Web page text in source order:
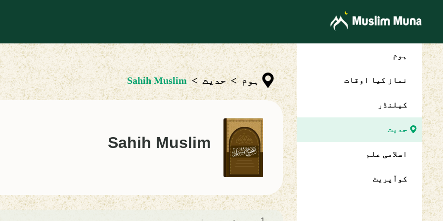
ہوم
نماز کیا اوقات
کیلنڈر
حدیث
اسلامی علم
کوآپریٹ
ہوم > حدیث >
Sahih Muslim
Sahih Muslim